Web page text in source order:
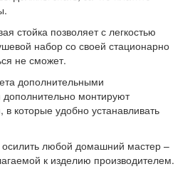
стойка позволяет с легкостью
набор со своей стационарно
не сможет.
дополнительными
монтируют
которые удобно устанавливать
осилить любой домашний мастер –
к изделию производителем.